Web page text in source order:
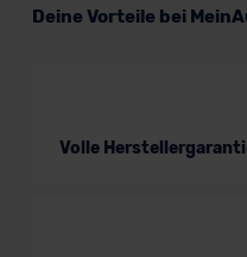
Deine Vorteile bei
Volle